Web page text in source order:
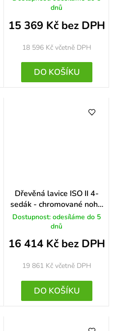
dnů
15 369 Kč bez DPH
18 596 Kč včetně DPH
DO KOŠÍKU
Dřevěná lavice ISO II 4-
sedák - chromované nohy,
buk
Dostupnost: odesíláme do 5
dnů
16 414 Kč bez DPH
19 861 Kč včetně DPH
DO KOŠÍKU